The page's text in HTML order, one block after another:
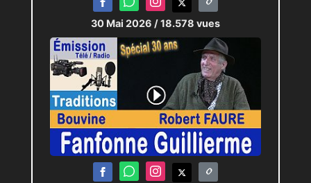
30 Mai 2026 / 18.578 vues